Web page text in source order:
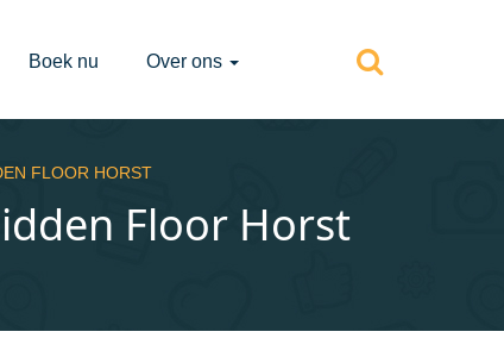
Boek nu Over ons
FLOOR HORST
Floor Horst